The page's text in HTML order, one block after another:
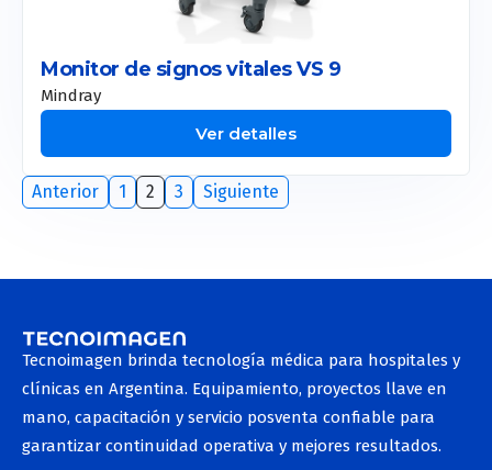
Monitor de signos vitales VS 9
Mindray
Ver detalles
Anterior 1 2 3 Siguiente
Tecnoimagen brinda tecnología médica para hospitales y
clínicas en Argentina. Equipamiento, proyectos llave en
mano, capacitación y servicio posventa confiable para
garantizar continuidad operativa y mejores resultados.